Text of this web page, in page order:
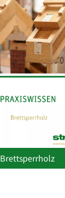
Brettsperrholz